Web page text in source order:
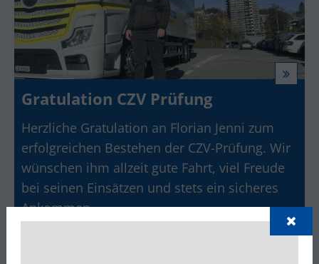
Gratulation CZV Prüfung
Herzliche Gratulation an Florian Jenni zum
erfolgreichen Bestehen der CZV-Prüfung. Wir
wünschen ihm allzeit gute Fahrt, viel Freude
bei seinen Einsätzen und stets ein sicheres
Ankommen.